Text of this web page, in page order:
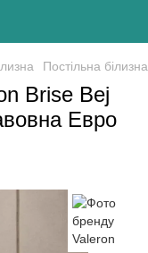
Постільна
Brise Bej
Евро